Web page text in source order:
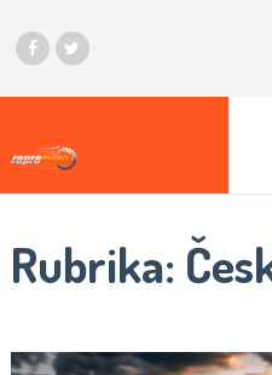
Rubrika: